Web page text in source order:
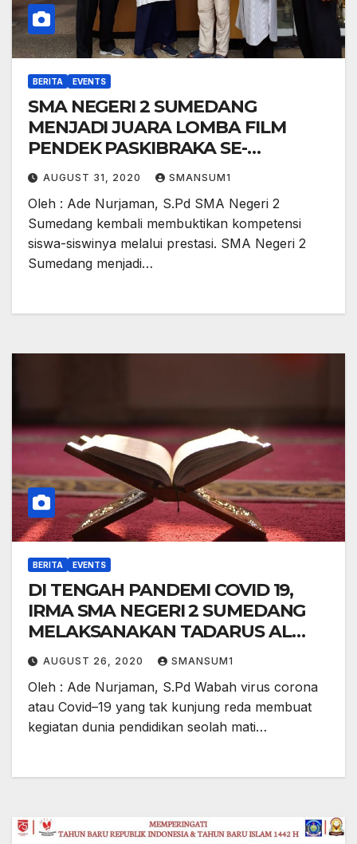
BERITA EVENTS
SMA NEGERI 2 SUMEDANG
MENJADI JUARA LOMBA FILM
PENDEK PASKIBRAKA SE-
KABUPATEN SUMEDANG
AUGUST 31, 2020 SMANSUM1
Oleh : Ade Nurjaman, S.Pd SMA Negeri 2
Sumedang kembali membuktikan kompetensi
siswa-siswinya melalui prestasi. SMA Negeri 2
Sumedang menjadi…
BERITA EVENTS
DI TENGAH PANDEMI COVID 19,
IRMA SMA NEGERI 2 SUMEDANG
MELAKSANAKAN TADARUS AL
QURAN SECARA DARING
AUGUST 26, 2020 SMANSUM1
Oleh : Ade Nurjaman, S.Pd Wabah virus corona
atau Covid–19 yang tak kunjung reda membuat
kegiatan dunia pendidikan seolah mati…